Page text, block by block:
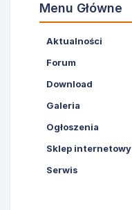
Menu Główne
Aktualności
Forum
Download
Galeria
Ogłoszenia
Sklep internetowy
Serwis